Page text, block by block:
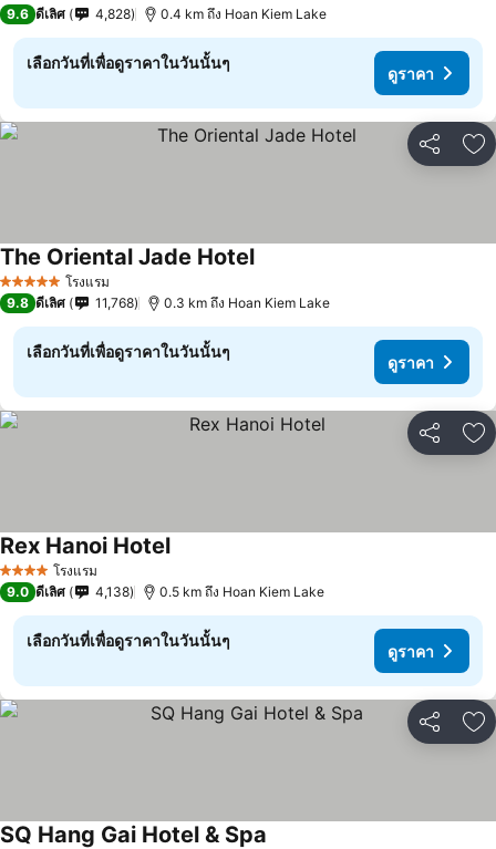
9.6 ดีเลิศ 4,828 0.4 km ถึง Hoan Kiem Lake
เลือกวันที่เพื่อดูราคาในวันนั้นๆ
ดูราคา
แชร์ เ
5 ดาว โรงแรม
The Oriental Jade Hotel
9.8 ดีเลิศ 11,768 0.3 km ถึง Hoan Kiem Lake
เลือกวันที่เพื่อดูราคาในวันนั้นๆ
ดูราคา
แชร์ เ
4 ดาว โรงแรม
Rex Hanoi Hotel
9.0 ดีเลิศ 4,138 0.5 km ถึง Hoan Kiem Lake
เลือกวันที่เพื่อดูราคาในวันนั้นๆ
ดูราคา
แชร์ เ
SQ Hang Gai Hotel & Spa